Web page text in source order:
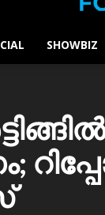
SHOWBIZ